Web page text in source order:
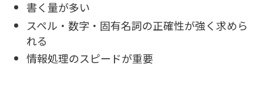
書く量が多い
スペル・数字・固有名詞の正確性が強く求めら
れる
情報処理のスピードが重要